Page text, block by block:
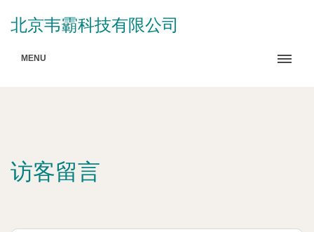
北京韦霸科技有限公司
MENU
访客留言